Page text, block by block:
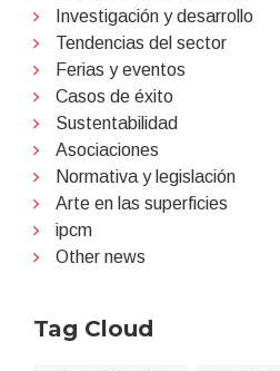
Investigación y desarrollo
Tendencias del sector
Ferias y eventos
Casos de éxito
Sustentabilidad
Asociaciones
Normativa y legislación
Arte en las superficies
ipcm
Other news
Tag Cloud